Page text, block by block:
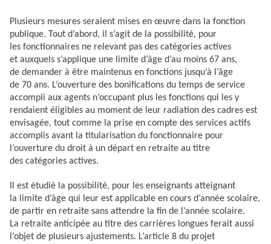
Plusieurs mesures seraient mises en œuvre dans la fonction
publique. Tout d’abord, il s’agit de la possibilité, pour
les fonctionnaires ne relevant pas des catégories actives
et auxquels s’applique une limite d’âge d’au moins 67 ans,
de demander à être maintenus en fonctions jusqu’à l’âge
de 70 ans. L’ouverture des bonifications du temps de service
accompli aux agents n’occupant plus les fonctions qui les y
rendaient éligibles au moment de leur radiation des cadres est
envisagée, tout comme la prise en compte des services actifs
accomplis avant la titularisation du fonctionnaire pour
l’ouverture du droit à un départ en retraite au titre
des catégories actives.
Il est étudié la possibilité, pour les enseignants atteignant
la limite d’âge qui leur est applicable en cours d’année scolaire,
de partir en retraite sans attendre la fin de l’année scolaire.
La retraite anticipée au titre des carrières longues ferait aussi
l’objet de plusieurs ajustements. L’article 8 du projet